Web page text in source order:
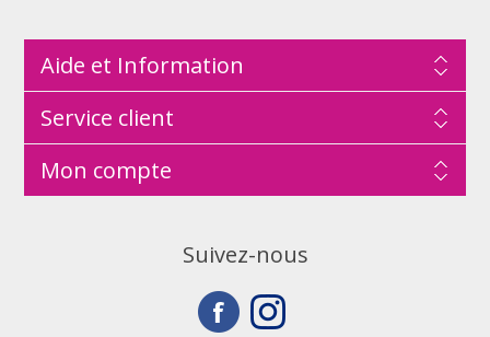
Aide et Information
Service client
Mon compte
Suivez-nous